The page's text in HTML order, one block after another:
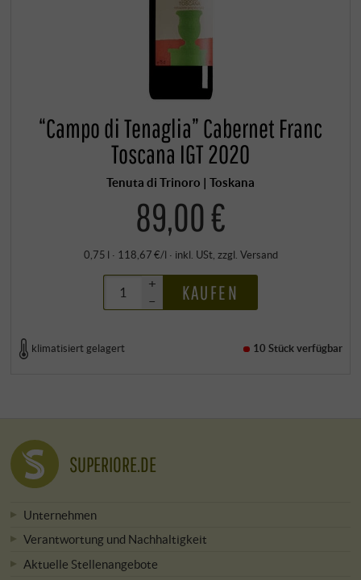
“Campo di Tenaglia” Cabernet Franc
Toscana IGT 2020
Tenuta di Trinoro | Toskana
89,00 €
0,75 l · 118,67 €/l · inkl. USt, zzgl. Versand
+
–
KAUFEN
klimatisiert gelagert 10 Stückverfügbar
SUPERIORE.DE
Unternehmen
Verantwortung und Nachhaltigkeit
Aktuelle Stellenangebote